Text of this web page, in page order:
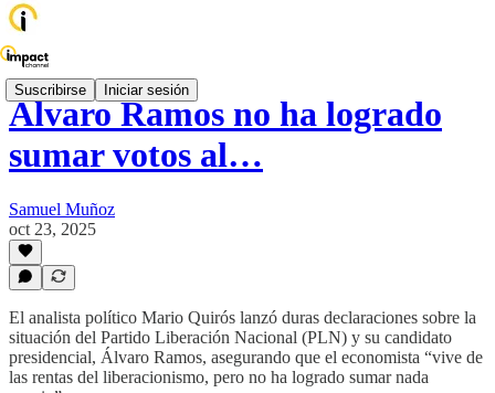
Suscribirse Iniciar sesión
Álvaro Ramos no ha logrado
sumar votos al…
Samuel Muñoz
oct 23, 2025
El analista político Mario Quirós lanzó duras declaraciones sobre la
situación del Partido Liberación Nacional (PLN) y su candidato
presidencial, Álvaro Ramos, asegurando que el economista “vive de
las rentas del liberacionismo, pero no ha logrado sumar nada